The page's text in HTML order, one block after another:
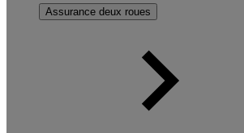
Assurance deux roues